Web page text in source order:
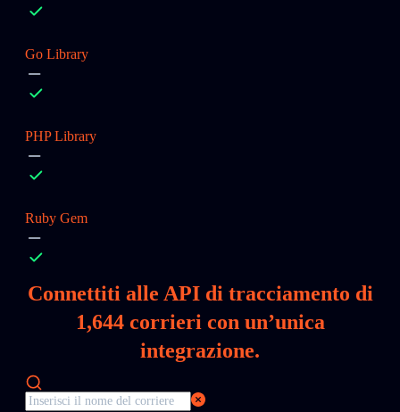
Go Library
PHP Library
Ruby Gem
Connettiti alle API di tracciamento di
1,644corrieri con un’unica
integrazione.